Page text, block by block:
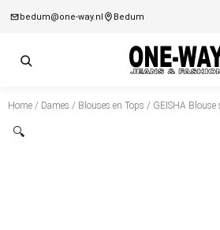
bedum@one-way.nl Bedum
Home / Dames / Blouses en Tops / GEISHA
🔍